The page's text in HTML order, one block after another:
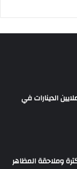
الدينارات في
وملاحقة المظاهر